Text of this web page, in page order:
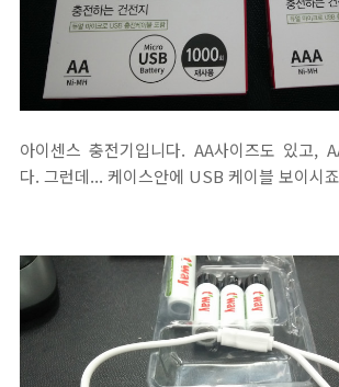
아이센스 충전기입니다. AA사이즈도 있고,
다. 그런데... 케이스안에 USB 케이블 보이시